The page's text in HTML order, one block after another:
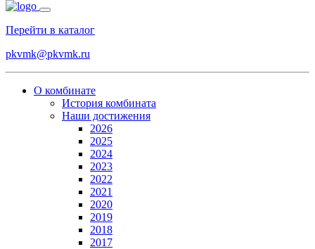
Перейти в каталог
pkvmk@pkvmk.ru
О комбинате
История комбината
Наши достижения
2026
2025
2024
2023
2022
2021
2020
2019
2018
2017